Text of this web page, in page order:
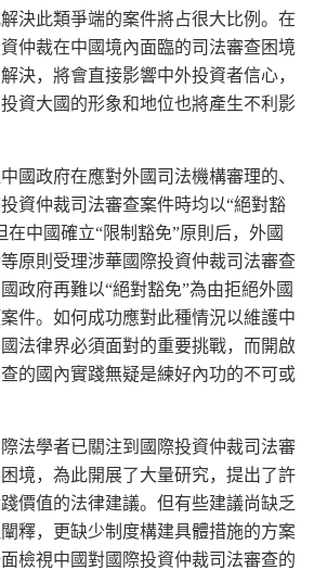
決此類爭端的案件將占很大比例。在
仲裁在中國境內面臨的司法審查困境
決，將會直接影響中外投資者信心，
資大國的形象和地位也將產生不利影
國政府在應對外國司法機構審理的、
資仲裁司法審查案件時均以“絕對豁
在中國確立“限制豁免”原則后，外國
原則受理涉華國際投資仲裁司法審查
政府再難以“絕對豁免”為由拒絕外國
件。如何成功應對此種情況以維護中
法律界必須面對的重要挑戰，而開啟
的國內實踐無疑是練好內功的不可或
法學者已關注到國際投資仲裁司法審
境，為此開展了大量研究，提出了許
價值的法律建議。但有些建議尚缺乏
釋，更缺少制度構建具體措施的方案
檢視中國對國際投資仲裁司法審查的